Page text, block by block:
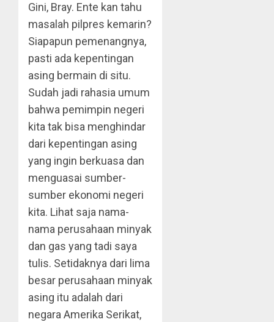
Gini, Bray. Ente kan tahu
masalah pilpres kemarin?
Siapapun pemenangnya,
pasti ada kepentingan
asing bermain di situ.
Sudah jadi rahasia umum
bahwa pemimpin negeri
kita tak bisa menghindar
dari kepentingan asing
yang ingin berkuasa dan
menguasai sumber-
sumber ekonomi negeri
kita. Lihat saja nama-
nama perusahaan minyak
dan gas yang tadi saya
tulis. Setidaknya dari lima
besar perusahaan minyak
asing itu adalah dari
negara Amerika Serikat,